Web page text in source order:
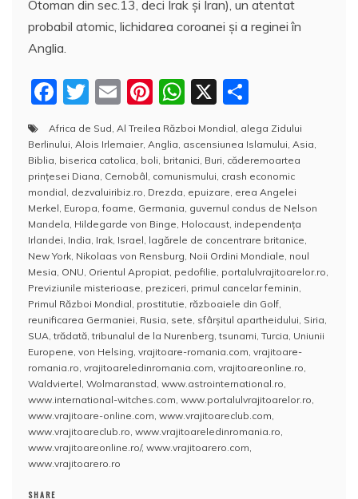
Otoman din sec.13, deci Irak şi Iran), un atentat
probabil atomic, lichidarea coroanei şi a reginei în
Anglia.
F
a
c
e
b
o
o
k
T
w
itt
er
E
m
ai
l
Pi
nt
er
e
st
W
h
at
s
A
p
p
X
rt
aj
e
a
z
ă
Africa de Sud, Al Treilea Război Mondial, alega Zidului
Berlinului, Alois Irlemaier, Anglia, ascensiunea Islamului, Asia,
Biblia, biserica catolica, boli, britanici, Buri, căderemoartea
prinţesei Diana, Cernobâl, comunismului, crash economic
mondial, dezvaluiribiz.ro, Drezda, epuizare, erea Angelei
Merkel, Europa,foame, Germania, guvernul condus de Nelson
Mandela, Hildegarde von Binge, Holocaust, independenţa
Irlandei, India, Irak, Israel, lagărele de concentrare britanice,
New York, Nikolaas von Rensburg, Noii Ordini Mondiale, noul
Mesia, ONU, Orientul Apropiat, pedofilie, portalulvrajitoarelor.ro,
Previziunile misterioase, preziceri, primul cancelar feminin,
Primul Război Mondial, prostitutie, războaiele din Golf,
reunificarea Germaniei, Rusia, sete, sfârşitul apartheidului, Siria,
SUA,trădată,tribunalul de la Nurenberg,tsunami, Turcia, Uniunii
Europene, von Helsing, vrajitoare-romania.com, vrajitoare-
romania.ro, vrajitoareledinromania.com, vrajitoareonline.ro,
Waldviertel, Wolmaranstad, www.astrointernational.ro,
www.international-witches.com, www.portalulvrajitoarelor.ro,
www.vrajitoare-online.com, www.vrajitoareclub.com,
www.vrajitoareclub.ro, www.vrajitoareledinromania.ro,
www.vrajitoareonline.ro/, www.vrajitoarero.com,
www.vrajitoarero.ro
SHARE